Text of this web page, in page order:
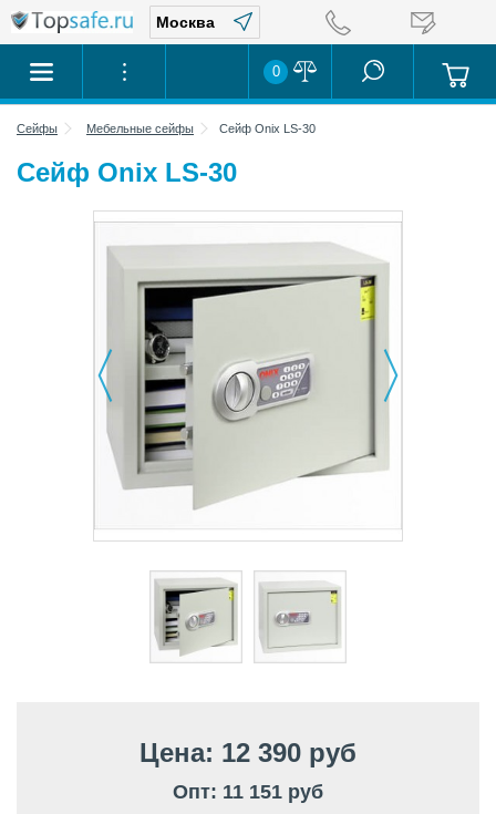
0
Сейфы Мебельные сейфы Сейф Onix LS-30
Сейф Onix LS-30
Цена: 12 390 руб
Опт: 11 151 руб